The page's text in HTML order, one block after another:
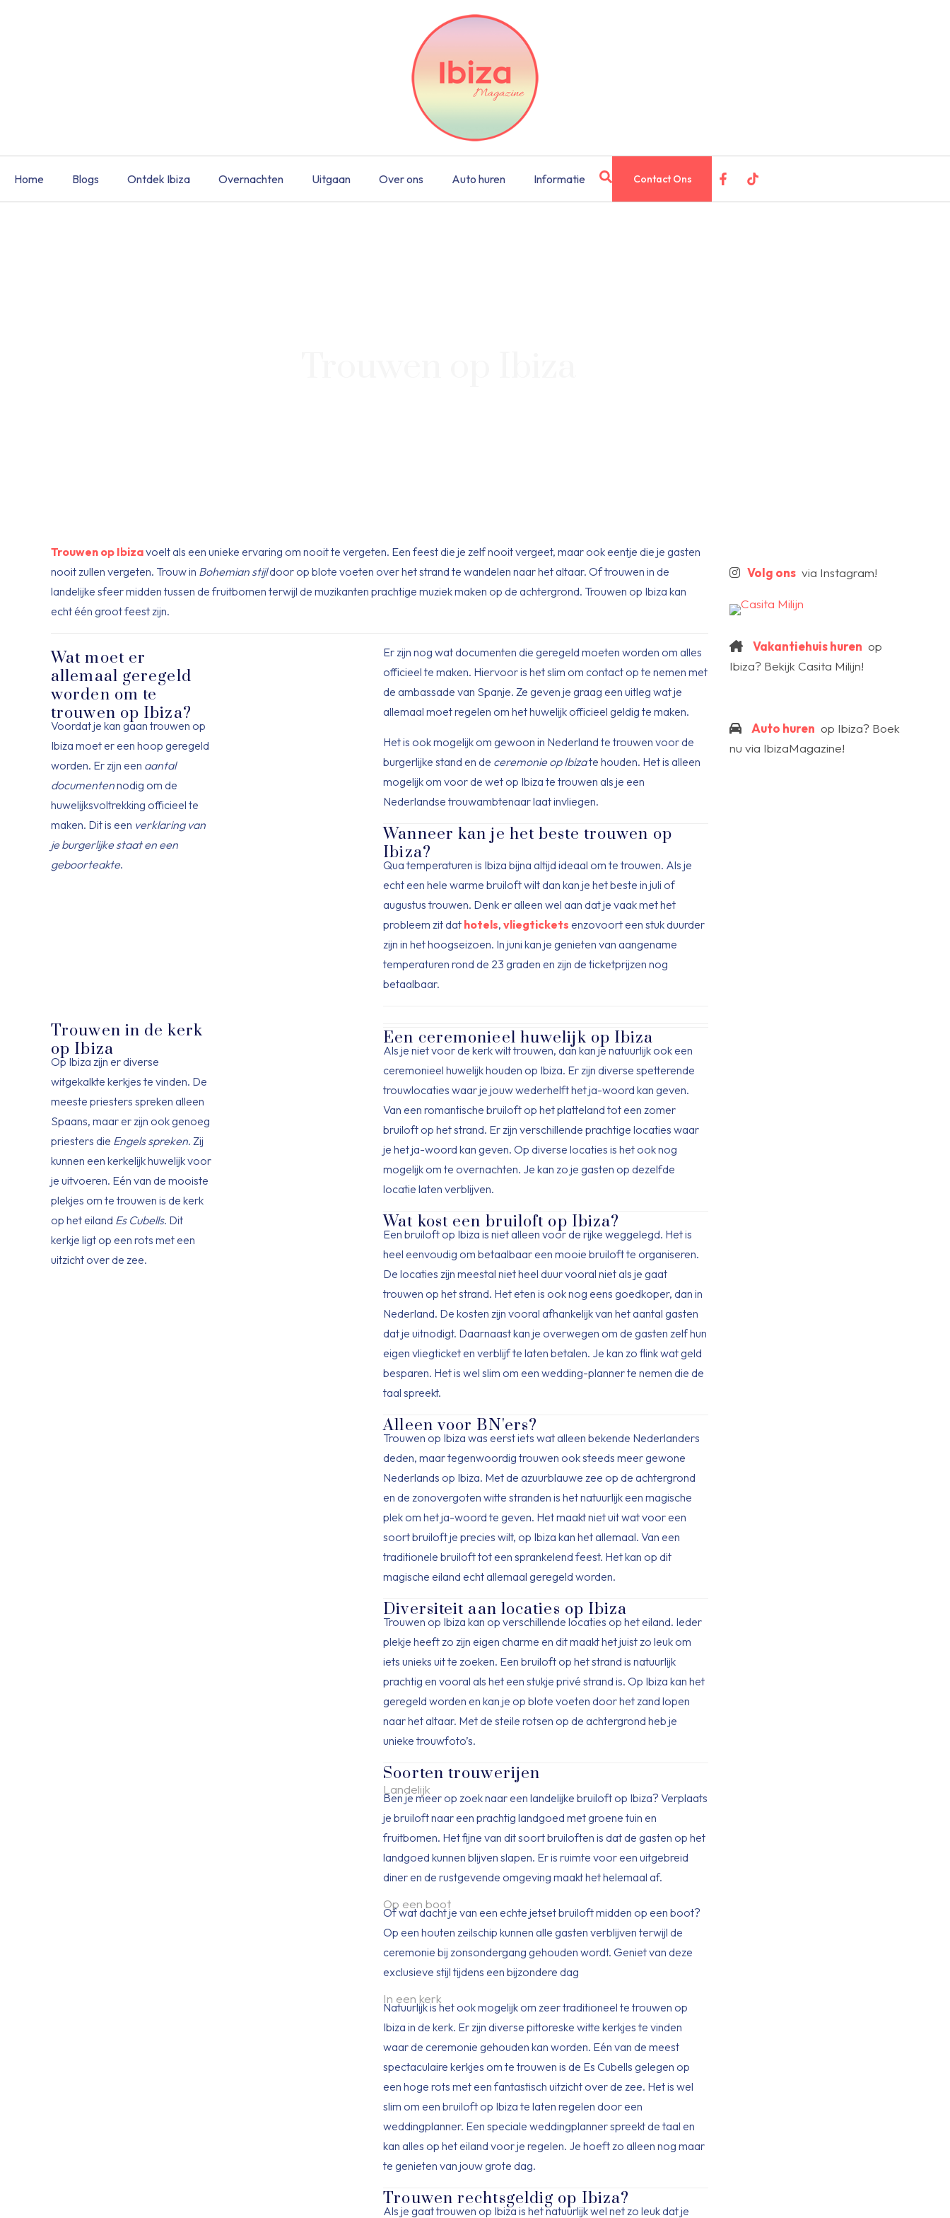
Home Blogs Ontdek Ibiza Overnachten Uitgaan Over ons Auto huren Informatie Contact Ons
Trouwen op Ibizavoelt als een unieke ervaring om nooit te vergeten. Een feest die je zelf nooit vergeet, maar ook eentje die je gasten
nooit zullen vergeten. Trouw in Bohemian stijldoor op blote voeten over het strand te wandelen naar het altaar. Of trouwen in de
landelijke sfeer midden tussen de fruitbomen terwijl de muzikanten prachtige muziek maken op de achtergrond. Trouwen op Ibiza kan
echt één groot feest zijn.
Wat moet er
allemaal geregeld
worden om te
trouwen op Ibiza?
Voordat je kan gaan trouwen op
Ibiza moet er een hoop geregeld
worden. Er zijn een aantal
documentennodig om de
huwelijksvoltrekking officieel te
maken. Dit is een verklaring van
je burgerlijke staat en een
geboorteakte.
Er zijn nog wat documenten die geregeld moeten worden om alles
officieel te maken. Hiervoor is het slim om contact op te nemen met
de ambassade van Spanje. Ze geven je graag een uitleg wat je
allemaal moet regelen om het huwelijk officieel geldig te maken.
Het is ook mogelijk om gewoon in Nederland te trouwen voor de
burgerlijke stand en de ceremonie op Ibizate houden. Het is alleen
mogelijk om voor de wet op Ibiza te trouwen als je een
Nederlandse trouwambtenaar laat invliegen.
Wanneer kan je het beste trouwen op
Ibiza?
Qua temperaturen is Ibiza bijna altijd ideaal om te trouwen. Als je
echt een hele warme bruiloft wilt dan kan je het beste in juli of
augustus trouwen. Denk er alleen wel aan dat je vaak met het
probleem zit dat hotels,vliegtickets enzovoort een stuk duurder
zijn in het hoogseizoen. In juni kan je genieten van aangename
temperaturen rond de 23 graden en zijn de ticketprijzen nog
betaalbaar.
Trouwen in de kerk
op Ibiza
Op Ibiza zijn er diverse
witgekalkte kerkjes te vinden. De
meeste priesters spreken alleen
Spaans, maar er zijn ook genoeg
priesters die Engels spreken. Zij
kunnen een kerkelijk huwelijk voor
je uitvoeren. Eén van de mooiste
plekjes om te trouwen is de kerk
op het eiland Es Cubells. Dit
kerkje ligt op een rots met een
uitzicht over de zee.
Een ceremonieel huwelijk op Ibiza
Als je niet voor de kerk wilt trouwen, dan kan je natuurlijk ook een
ceremonieel huwelijk houden op Ibiza. Er zijn diverse spetterende
trouwlocaties waar je jouw wederhelft het ja-woord kan geven.
Van een romantische bruiloft op het platteland tot een zomer
bruiloft op het strand. Er zijn verschillende prachtige locaties waar
je het ja-woord kan geven. Op diverse locaties is het ook nog
mogelijk om te overnachten. Je kan zo je gasten op dezelfde
locatie laten verblijven.
Wat kost een bruiloft op Ibiza?
Een bruiloft op Ibiza is niet alleen voor de rijke weggelegd. Het is
heel eenvoudig om betaalbaar een mooie bruiloft te organiseren.
De locaties zijn meestal niet heel duur vooral niet als je gaat
trouwen op het strand. Het eten is ook nog eens goedkoper, dan in
Nederland. De kosten zijn vooral afhankelijk van het aantal gasten
dat je uitnodigt. Daarnaast kan je overwegen om de gasten zelf hun
eigen vliegticket en verblijf te laten betalen. Je kan zo flink wat geld
besparen. Het is wel slim om een wedding-planner te nemen die de
taal spreekt.
Alleen voor BN'ers?
Trouwen op Ibiza was eerst iets wat alleen bekende Nederlanders
deden, maar tegenwoordig trouwen ook steeds meer gewone
Nederlands op Ibiza. Met de azuurblauwe zee op de achtergrond
en de zonovergoten witte stranden is het natuurlijk een magische
plek om het ja-woord te geven. Het maakt niet uit wat voor een
soort bruiloft je precies wilt, op Ibiza kan het allemaal. Van een
traditionele bruiloft tot een sprankelend feest. Het kan op dit
magische eiland echt allemaal geregeld worden.
Diversiteit aan locaties op Ibiza
Trouwen op Ibiza kan op verschillende locaties op het eiland. Ieder
plekje heeft zo zijn eigen charme en dit maakt het juist zo leuk om
iets unieks uit te zoeken. Een bruiloft op het strand is natuurlijk
prachtig en vooral als het een stukje privé strand is. Op Ibiza kan het
geregeld worden en kan je op blote voeten door het zand lopen
naar het altaar. Met de steile rotsen op de achtergrond heb je
unieke trouwfoto’s.
Soorten trouwerijen
Landelijk
Ben je meer op zoek naar een landelijke bruiloft op Ibiza? Verplaats
je bruiloft naar een prachtig landgoed met groene tuin en
fruitbomen. Het fijne van dit soort bruiloften is dat de gasten op het
landgoed kunnen blijven slapen. Er is ruimte voor een uitgebreid
diner en de rustgevende omgeving maakt het helemaal af.
Op een boot
Of wat dacht je van een echte jetset bruiloft midden op een boot?
Op een houten zeilschip kunnen alle gasten verblijven terwijl de
ceremonie bij zonsondergang gehouden wordt. Geniet van deze
exclusieve stijl tijdens een bijzondere dag
In een kerk
Natuurlijk is het ook mogelijk om zeer traditioneel te trouwen op
Ibiza in de kerk. Er zijn diverse pittoreske witte kerkjes te vinden
waar de ceremonie gehouden kan worden. Eén van de meest
spectaculaire kerkjes om te trouwen is de Es Cubells gelegen op
een hoge rots met een fantastisch uitzicht over de zee. Het is wel
slim om een bruiloft op Ibiza te laten regelen door een
weddingplanner. Een speciale weddingplanner spreekt de taal en
kan alles op het eiland voor je regelen. Je hoeft zo alleen nog maar
te genieten van jouw grote dag.
Trouwen rechtsgeldig op Ibiza?
Als je gaat trouwen op Ibiza is het natuurlijk wel net zo leuk dat je
Volg ons via Instagram!
Vakantiehuis huren op
Ibiza? Bekijk Casita Milijn!
Auto huren op Ibiza? Boek
nu via IbizaMagazine!